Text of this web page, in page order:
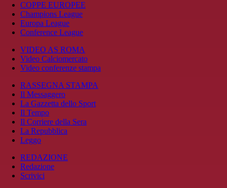
COPPE EUROPEE
Champions League
Europa League
Conference League
VIDEO AS ROMA
Video Calciomercato
Video conferenze stampa
RASSEGNA STAMPA
Il Messaggero
La Gazzetta dello Sport
Il Tempo
Il Corriere della Sera
La Repubblica
Leggo
REDAZIONE
Redazione
Scrivici